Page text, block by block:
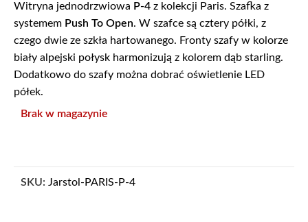
Witryna jednodrzwiowa P-4 z kolekcji Paris. Szafka z
systemem Push To Open. W szafce są cztery półki, z
czego dwie ze szkła hartowanego. Fronty szafy w kolorze
biały alpejski połysk harmonizują z kolorem dąb starling.
Dodatkowo do szafy można dobrać oświetlenie LED
półek.
Brak w magazynie
SKU: Jarstol-PARIS-P-4